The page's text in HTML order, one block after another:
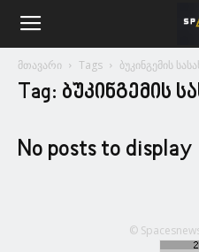
მთავარი Tags ბუკინგემის
Tag: ბუკინგემის
No posts to display
©